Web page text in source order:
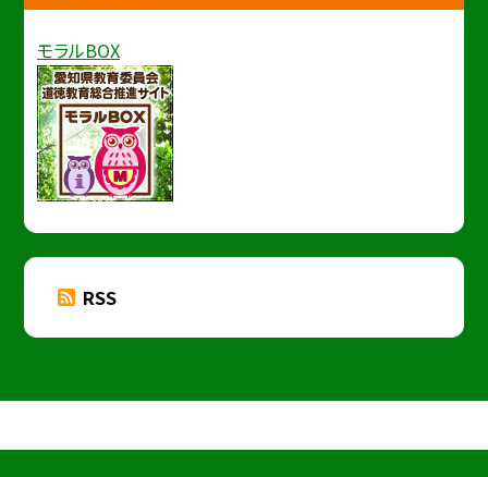
モラルBOX
RSS